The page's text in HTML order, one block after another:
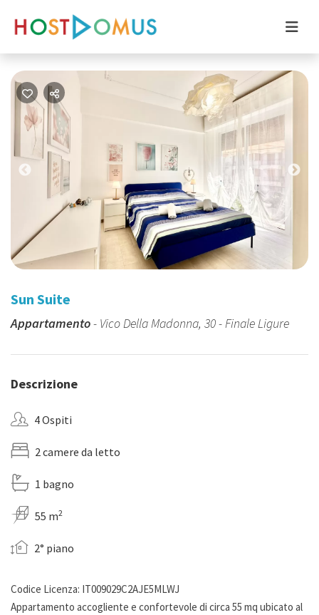
Previous
Sun Suite
Appartamento- Vico Della Madonna, 30 - Finale Ligure
Descrizione
4 Ospiti
2 camere da letto
1 bagno
55 m2
2° piano
Codice Licenza: IT009029C2AJE5MLWJ
Appartamento accogliente e confortevole di circa 55 mq ubicato al